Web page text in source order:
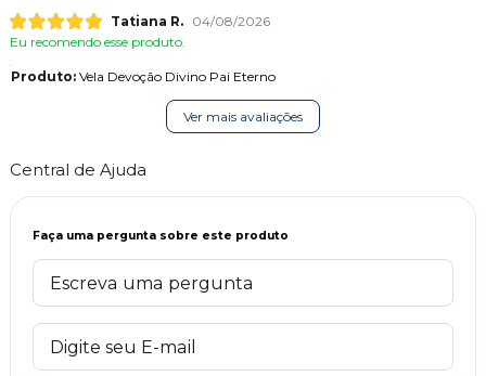
Tatiana R.
04/08/2026
Eu recomendo esse produto.
Produto:Vela Devoção Divino Pai Eterno
Ver mais avaliações
Central de Ajuda
Faça uma pergunta sobre este produto